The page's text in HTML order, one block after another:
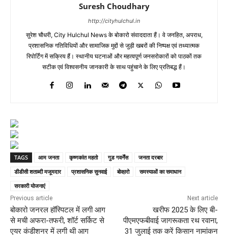
Suresh Choudhary
http://cityhulchul.in
सुरेश चौधरी, City Hulchul News के बोकारो संवाददाता हैं। वे जनहित, अपराध,
प्रशासनिक गतिविधियों और सामाजिक मुद्दों से जुड़ी खबरों की निष्पक्ष एवं तथ्यात्मक
रिपोर्टिंग में सक्रिय हैं। स्थानीय घटनाओं और महत्वपूर्ण जनसरोकारों को पाठकों तक
सटीक एवं विश्वसनीय जानकारी के साथ पहुंचाने के लिए प्रतिबद्ध हैं।
TAGS आम जनता कृष्णकांत महतो गुड गवर्नेंस
जनता दरबार
डीडीसी शताब्दी मजूमदार
प्रशासनिक सुनवाई बोका़रो
समस्याओं का समाधान
सरकारी योजनाएं
Previous article
बोकारो जनरल हॉस्पिटल में लगी आग
से मची अफरा-तफरी, शॉर्ट सर्किट से
एयर कंडीशनर में लगी थी आग
Next article
खरीफ 2025 के लिए बी-
पीएमएफबीवाई जागरूकता रथ रवाना,
31 जुलाई तक करें किसान नामांकन